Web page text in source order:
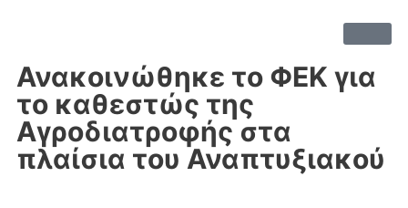
Ανακοινώθηκε το ΦΕΚ για
το καθεστώς της
Αγροδιατροφής στα
πλαίσια του Αναπτυξιακού